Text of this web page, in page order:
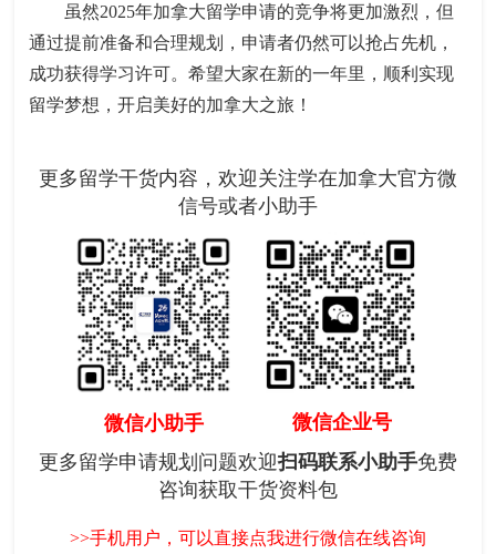
虽然2025年加拿大留学申请的竞争将更加激烈，但
通过提前准备和合理规划，申请者仍然可以抢占先机，
成功获得学习许可。希望大家在新的一年里，顺利实现
留学梦想，开启美好的加拿大之旅！
更多留学干货内容，欢迎关注学在加拿大官方微
信号或者小助手
微信小助手
微信企业号
更多留学申请规划问题欢迎扫码联系小助手免费
咨询获取干货资料包
>>手机用户，可以直接点我进行微信在线咨询